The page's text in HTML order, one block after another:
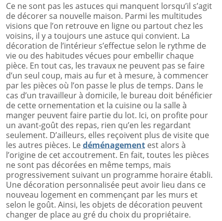
Ce ne sont pas les astuces qui manquent lorsqu’il s’agit
de décorer sa nouvelle maison. Parmi les multitudes
visions que l’on retrouve en ligne ou partout chez les
voisins, il y a toujours une astuce qui convient. La
décoration de l’intérieur s’effectue selon le rythme de
vie ou des habitudes vécues pour embellir chaque
pièce. En tout cas, les travaux ne peuvent pas se faire
d’un seul coup, mais au fur et à mesure, à commencer
par les pièces où l’on passe le plus de temps. Dans le
cas d’un travailleur à domicile, le bureau doit bénéficier
de cette ornementation et la cuisine ou la salle à
manger peuvent faire partie du lot. Ici, on profite pour
un avant-goût des repas, rien qu’en les regardant
seulement. D’ailleurs, elles reçoivent plus de visite que
les autres pièces. Ledéménagement est alors à
l’origine de cet accoutrement. En fait, toutes les pièces
ne sont pas décorées en même temps, mais
progressivement suivant un programme horaire établi.
Une décoration personnalisée peut avoir lieu dans ce
nouveau logement en commençant par les murs et
selon le goût. Ainsi, les objets de décoration peuvent
changer de place au gré du choix du propriétaire.